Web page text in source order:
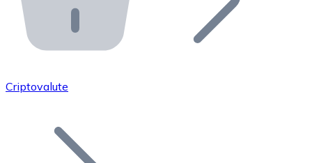
API Bitnovo
Integra la nostra API nel tuo ecosistema.
Unisciti alla nostra rete di rivenditori e
Aggiungi il token del tuo progetto al nostro servizio di
Criptovalute